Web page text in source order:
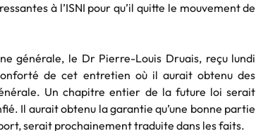
à l’ISNI pour qu’il quitte le mouvement de
générale, le Dr Pierre-Louis Druais, reçu lundi
de cet entretien où il aurait obtenu des
Un chapitre entier de la future loi serait
Il aurait obtenu la garantie qu’une bonne partie
serait prochainement traduite dans les faits.